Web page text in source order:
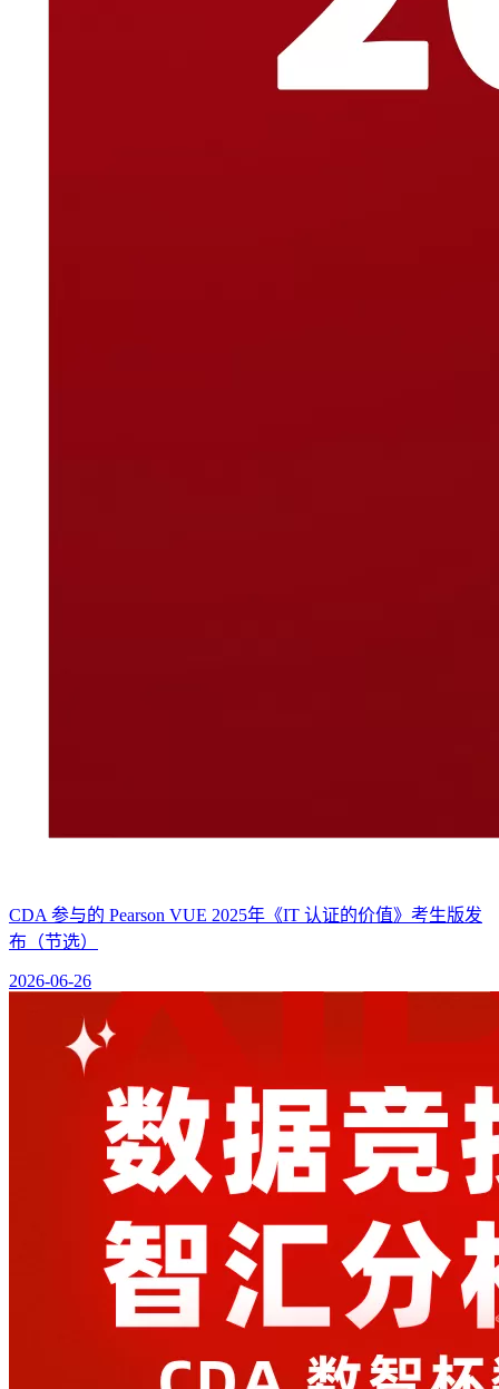
CDA 参与的 Pearson VUE 2025年《IT 认证的价值》考生版发
布（节选）
2026-06-26